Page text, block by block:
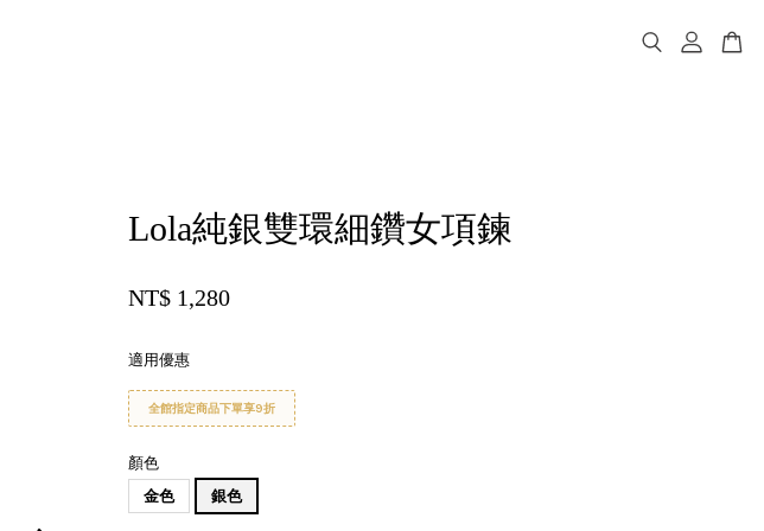
Lola純銀雙環細鑽女項鍊
NT$ 1,280
適用優惠
全館指定商品下單享9折
顏色
金色
銀色
是空的。